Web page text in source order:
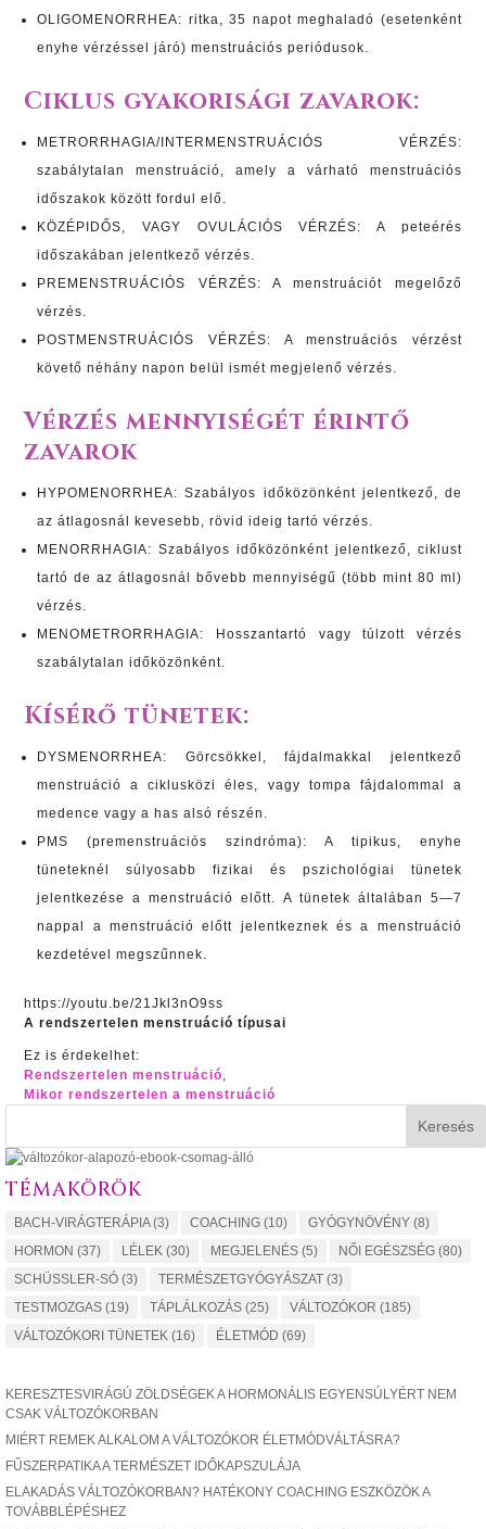
OLIGOMENORRHEA: ritka, 35 napot meghaladó (esetenként
enyhe vérzéssel járó) menstruációs periódusok.
Ciklus gyakorisági zavarok:
METRORRHAGIA/INTERMENSTRUÁCIÓS VÉRZÉS:
szabálytalan menstruáció, amely a várható menstruációs
időszakok között fordul elő.
KÖZÉPIDŐS, VAGY OVULÁCIÓS VÉRZÉS: A peteérés
időszakában jelentkező vérzés.
PREMENSTRUÁCIÓS VÉRZÉS: A menstruációt megelőző
vérzés.
POSTMENSTRUÁCIÓS VÉRZÉS: A menstruációs vérzést
követő néhány napon belül ismét megjelenő vérzés.
Vérzés mennyiségét érintő
zavarok
HYPOMENORRHEA: Szabályos időközönként jelentkező, de
az átlagosnál kevesebb, rövid ideig tartó vérzés.
MENORRHAGIA: Szabályos időközönként jelentkező, ciklust
tartó de az átlagosnál bővebb mennyiségű (több mint 80 ml)
vérzés.
MENOMETRORRHAGIA: Hosszantartó vagy túlzott vérzés
szabálytalan időközönként.
Kísérő tünetek:
DYSMENORRHEA: Görcsökkel, fájdalmakkal jelentkező
menstruáció a ciklusközi éles, vagy tompa fájdalommal a
medence vagy a has alsó részén.
PMS (premenstruációs szindróma): A tipikus, enyhe
tüneteknél súlyosabb fizikai és pszichológiai tünetek
jelentkezése a menstruáció előtt. A tünetek általában 5—7
nappal a menstruáció előtt jelentkeznek és a menstruáció
kezdetével megszűnnek.
https://youtu.be/21Jkl3nO9ss
A rendszertelen menstruáció típusai
Ez is érdekelhet:
Rendszertelen menstruáció,
Mikor rendszertelen a menstruáció
Keresés
TÉMAKÖRÖK
BACH-VIRÁGTERÁPIA(3) COACHING (10) GYÓGYNÖVÉNY (8)
HORMON (37) LÉLEK (30) MEGJELENÉS (5) NŐI EGÉSZSÉG (80)
SCHÜSSLER-SÓ (3) TERMÉSZETGYÓGYÁSZAT (3)
TESTMOZGAS (19) TÁPLÁLKOZÁS (25) VÁLTOZÓKOR (185)
VÁLTOZÓKORI TÜNETEK (16) ÉLETMÓD (69)
KERESZTESVIRÁGÚ ZÖLDSÉGEK A HORMONÁLIS EGYENSÚLYÉRT NEM
CSAK VÁLTOZÓKORBAN
MIÉRT REMEK ALKALOM A VÁLTOZÓKOR ÉLETMÓDVÁLTÁSRA?
FŰSZERPATIKA A TERMÉSZET IDŐKAPSZULÁJA
ELAKADÁS VÁLTOZÓKORBAN? HATÉKONY COACHING ESZKÖZÖK A
TOVÁBBLÉPÉSHEZ